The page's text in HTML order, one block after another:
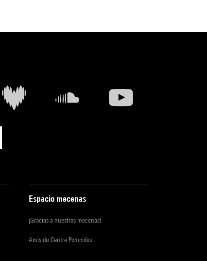
Espacio mecenas
¡Gracias a nuestros mecenas!
Amis du Centre Pompidou